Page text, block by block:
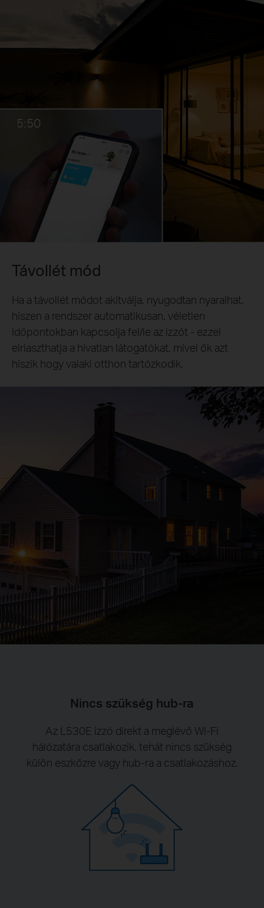
5:50
Távollét mód
Ha a távollét módot akitválja, nyugodtan nyaralhat,
hiszen a rendszer automatikusan, véletlen
időpontokban kapcsolja fel/le az izzót - ezzel
elriaszthatja a hivatlan látogatókat, mivel ők azt
hiszik hogy valaki otthon tartózkodik.
Nincs szükség hub-ra
Az L530E izzó direkt a meglévő Wi-Fi
hálózatára csatlakozik, tehát nincs szükség
külön eszközre vagy hub-ra a csatlakozáshoz.